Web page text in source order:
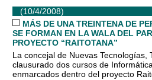
(10/4/2008)
MÁS DE UNA TREINTENA DE
SE FORMAN EN LA WALA DEL
PROYECTO “RAITOTANA”
La concejal de Nuevas Tecnologías,
clausurado dos cursos de
enmarcados dentro del proyecto